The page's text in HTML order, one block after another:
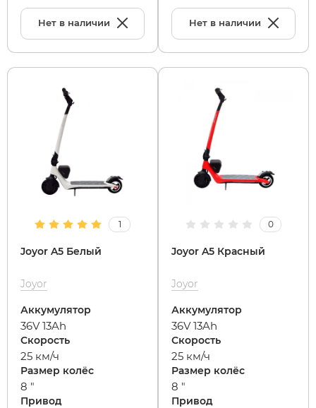
Нет в наличии Нет в наличии
1
Joyor A5 Белый
Joyor
Аккумулятор
36V 13Ah
Скорость
25 км/ч
Размер колёс
8 "
Привод
0
Joyor A5 Красный
Joyor
Аккумулятор
36V 13Ah
Скорость
25 км/ч
Размер колёс
8 "
Привод